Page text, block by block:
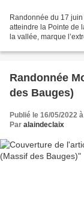
Randonnée du 17
atteindre la Pointe de
la vallée, marque
Randonnée
des Bauges)
Publié le 16/05/2022
Par alaindeclaix